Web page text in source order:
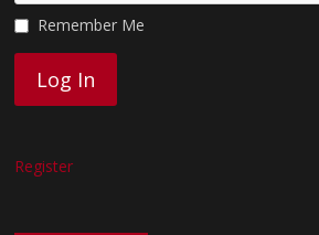
Remember Me
Register